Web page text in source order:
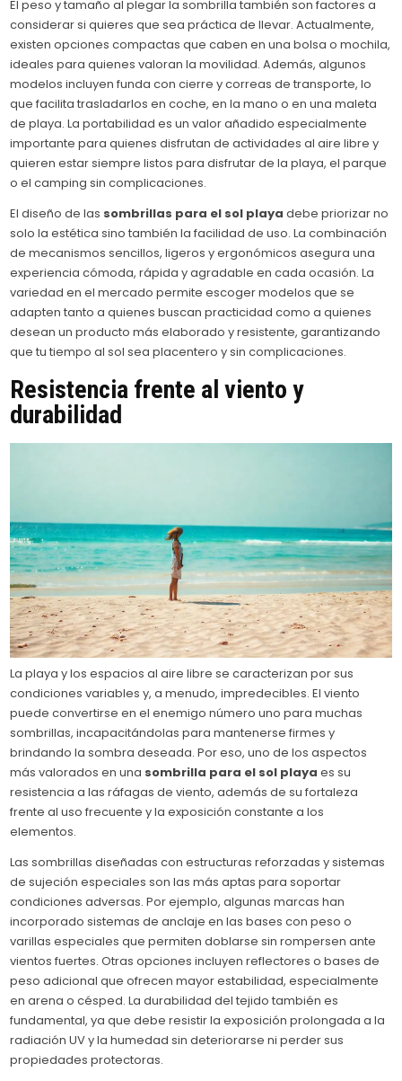
El peso y tamaño al plegar la sombrilla también son factores a
considerar si quieres que sea práctica de llevar. Actualmente,
existen opciones compactas que caben en una bolsa o mochila,
ideales para quienes valoran la movilidad. Además, algunos
modelos incluyen funda con cierre y correas de transporte, lo
que facilita trasladarlos en coche, en la mano o en una maleta
de playa. La portabilidad es un valor añadido especialmente
importante para quienes disfrutan de actividades al aire libre y
quieren estar siempre listos para disfrutar de la playa, el parque
o el camping sin complicaciones.
El diseño de las sombrillas para el sol playa debe priorizar no
solo la estética sino también la facilidad de uso. La combinación
de mecanismos sencillos, ligeros y ergonómicos asegura una
experiencia cómoda, rápida y agradable en cada ocasión. La
variedad en el mercado permite escoger modelos que se
adapten tanto a quienes buscan practicidad como a quienes
desean un producto más elaborado y resistente, garantizando
que tu tiempo al sol sea placentero y sin complicaciones.
Resistencia frente al viento y
durabilidad
La playa y los espacios al aire libre se caracterizan por sus
condiciones variables y, a menudo, impredecibles. El viento
puede convertirse en el enemigo número uno para muchas
sombrillas, incapacitándolas para mantenerse firmes y
brindando la sombra deseada. Por eso, uno de los aspectos
más valorados en una sombrilla para el sol playa es su
resistencia a las ráfagas de viento, además de su fortaleza
frente al uso frecuente y la exposición constante a los
elementos.
Las sombrillas diseñadas con estructuras reforzadas y sistemas
de sujeción especiales son las más aptas para soportar
condiciones adversas. Por ejemplo, algunas marcas han
incorporado sistemas de anclaje en las bases con peso o
varillas especiales que permiten doblarse sin rompersen ante
vientos fuertes. Otras opciones incluyen reflectores o bases de
peso adicional que ofrecen mayor estabilidad, especialmente
en arena o césped. La durabilidad del tejido también es
fundamental, ya que debe resistir la exposición prolongada a la
radiación UV y la humedad sin deteriorarse ni perder sus
propiedades protectoras.